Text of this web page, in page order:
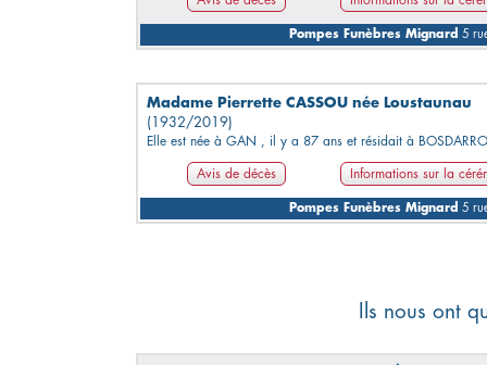
Pompes Funèbres Mignard 5
Madame Pierrette CASSOU née Loustaunau
(1932/2019)
Elle est née à GAN , il y a 87 ans et résidait à
Avis de décès Informations sur la
Pompes Funèbres Mignard 5
Ils nous ont